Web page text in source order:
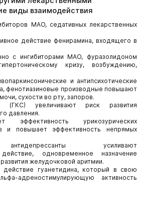
виды взаимодействия
МАО, седативных лекарственных
действие фенирамина, входящего в
с ингибиторами МАО, фуразолидоном
кризу, возбуждению,
и антипсихотические
фенотиазиновые производные повышают
сухости во рту, запоров.
(ГКС) увеличивают риск развития
давления.
эффективность урикозурических
и повышает эффективность непрямых
усиливают
одновременное назначение
желудочковой аритмии.
действие гуанетидина, который в свою
адреностимулирующую активность